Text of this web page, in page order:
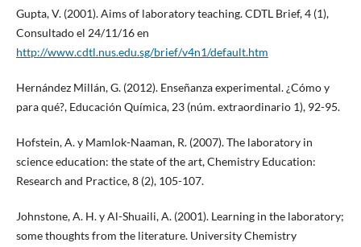
Gupta, V. (2001). Aims of laboratory teaching. CDTL Brief, 4 (1),
Consultado el 24/11/16 en
http://www.cdtl.nus.edu.sg/brief/v4n1/default.htm
Hernández Millán, G. (2012). Enseñanza experimental. ¿Cómo y
para qué?, Educación Química, 23 (núm. extraordinario 1), 92-95.
Hofstein, A. y Mamlok-Naaman, R. (2007). The laboratory in
science education: the state of the art, Chemistry Education:
Research and Practice, 8 (2), 105-107.
Johnstone, A. H. y Al-Shuaili, A. (2001). Learning in the laboratory;
some thoughts from the literature. University Chemistry